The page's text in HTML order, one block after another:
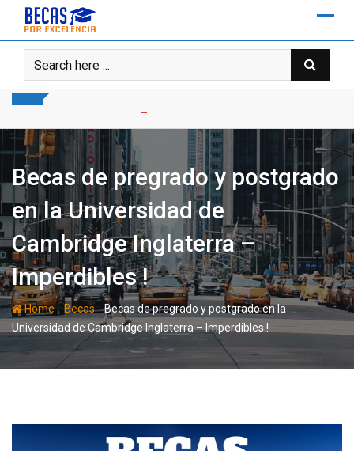
content
Becas de pregrado y postgrado
en la Universidad de
Cambridge Inglaterra –
Imperdibles !
Home-Becas-Becas de pregrado y postgrado en la
Universidad de Cambridge Inglaterra – Imperdibles !